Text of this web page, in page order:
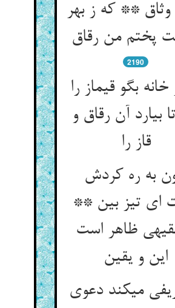
** که ز بهر
پختم من رقاق‏
2190
خانه بگو قیماز را
بیارد آن رقاق و
قاز را
به ره کردش
ای تیز بین **
ظاهر است
این و یقین‏
می‏کند دعوی